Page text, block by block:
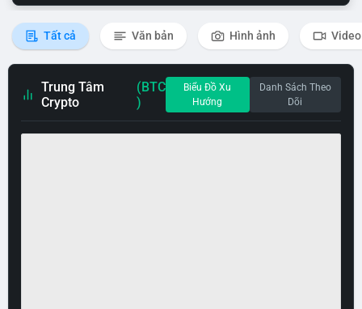
Tất cả Văn bản Hình ảnh Video
Trung Tâm
Crypto
(BTC
)
Biểu Đồ Xu
Hướng
Danh Sách Theo
Dõi